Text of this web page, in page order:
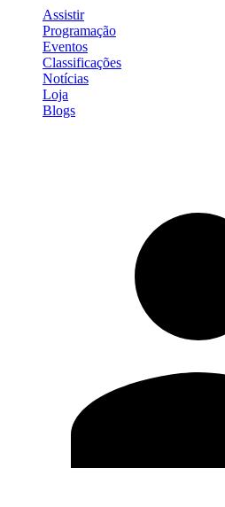
Assistir
Programação
Eventos
Classificações
Notícias
Loja
Blogs